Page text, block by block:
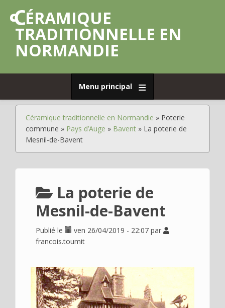
contenu
principal
CÉRAMIQUE
TRADITIONNELLE EN
NORMANDIE
Menu principal
Déplier
Poterie
Déplier
Poterie
Déplier
Faïence
Déplier
Porcelaine
Déplier
Usage
Déplier
Où
en
voir
?
Fil
d'Ariane
Céramique traditionnelle en Normandie
Poterie
commune
Pays d’Auge Bavent
La poterie de
Mesnil-de-Bavent
La poterie de
Mesnil-de-Bavent
Publié le ven 26/04/2019 - 22:07 par
francois.toumit
Image